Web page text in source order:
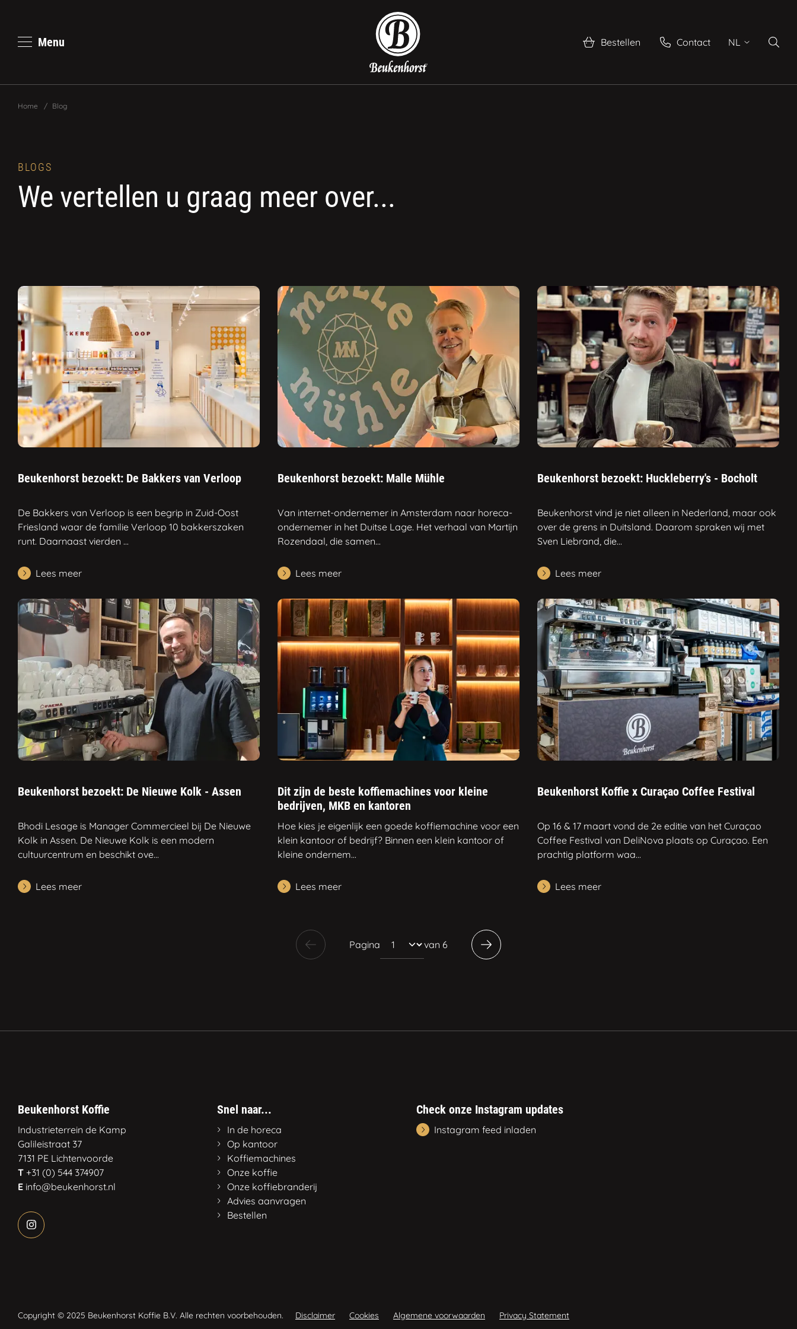
Menu Bestellen Contact NL
Home / Blog
BLOGS
We vertellen u graag meer over...
Beukenhorst bezoekt: De Bakkers van Verloop
De Bakkers van Verloop is een begrip in Zuid-Oost
Friesland waar de familie Verloop 10 bakkerszaken
runt. Daarnaast vierden ...
Lees meer
Beukenhorst bezoekt: Malle Mühle
Van internet-ondernemer in Amsterdam naar horeca-
ondernemer in het Duitse Lage. Het verhaal van Martijn
Rozendaal, die samen...
Lees meer
Beukenhorst bezoekt: Huckleberry's - Bocholt
Beukenhorst vind je niet alleen in Nederland, maar ook
over de grens in Duitsland. Daarom spraken wij met
Sven Liebrand, die...
Lees meer
Beukenhorst bezoekt: De Nieuwe Kolk - Assen
Bhodi Lesage is Manager Commercieel bij De Nieuwe
Kolk in Assen. De Nieuwe Kolk is een modern
cultuurcentrum en beschikt ove...
Lees meer
Dit zijn de beste koffiemachines voor kleine
bedrijven, MKB en kantoren
Hoe kies je eigenlijk een goede koffiemachine voor een
klein kantoor of bedrijf? Binnen een klein kantoor of
kleine ondernem...
Lees meer
Beukenhorst Koffie x Curaçao Coffee Festival
Op 16 & 17 maart vond de 2e editie van het Curaçao
Coffee Festival van DeliNova plaats op Curaçao. Een
prachtig platform waa...
Lees meer
Pagina van 6
Beukenhorst Koffie
Industrieterrein de Kamp
Galileistraat 37
7131 PE Lichtenvoorde
T +31 (0) 544 374907
E info@beukenhorst.nl
Snel naar...
In de horeca
Op kantoor
Koffiemachines
Onze koffie
Onze koffiebranderij
Advies aanvragen
Bestellen
Check onze Instagram updates
Instagram feed inladen
Copyright © 2025 Beukenhorst Koffie B.V. Alle rechten voorbehouden. Disclaimer Cookies Algemene voorwaarden Privacy Statement